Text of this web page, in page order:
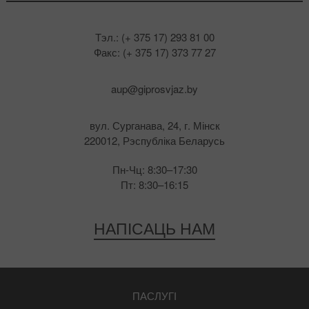
Тэл.: (+ 375 17) 293 81 00
Факс: (+ 375 17) 373 77 27
aup@giprosvjaz.by
НАПІСАЦЬ НАМ
вул. Сурганава, 24, г. Мінск
220012, Рэспубліка Беларусь
Пн-Чц: 8:30–17:30
Пт: 8:30–16:15
ПАСЛУГІ